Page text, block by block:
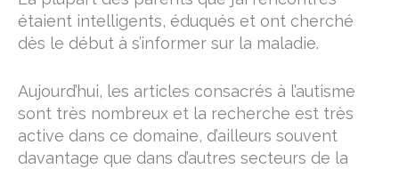
étaient intelligents, éduqués et ont cherché
dès le début à s’informer sur la maladie.
Aujourd’hui, les articles consacrés à l’autisme
sont très nombreux et la recherche est très
active dans ce domaine, d’ailleurs souvent
davantage que dans d’autres secteurs de la